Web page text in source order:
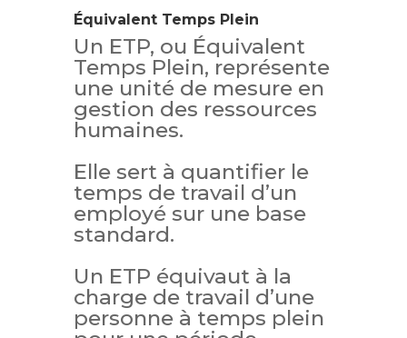
Équivalent Temps Plein
Un ETP, ou Équivalent
Temps Plein, représente
une unité de mesure en
gestion des ressources
humaines.
Elle sert à quantifier le
temps de travail d’un
employé sur une base
standard.
Un ETP équivaut à la
charge de travail d’une
personne à temps plein